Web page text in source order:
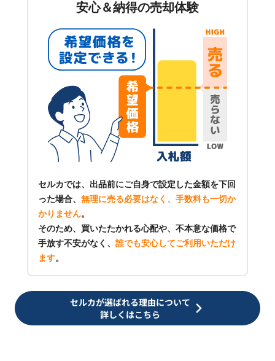
安心＆納得の売却体験
セルカでは、出品前にご自身で設定した金額を下回
った場合、 無理に売る必要はなく、手数料も一切か
かりません。
そのため、買いたたかれる心配や、不本意な価格で
手放す不安がなく、 誰でも安心してご利用いただけ
ます。
セルカが選ばれる理由について
詳しくはこちら